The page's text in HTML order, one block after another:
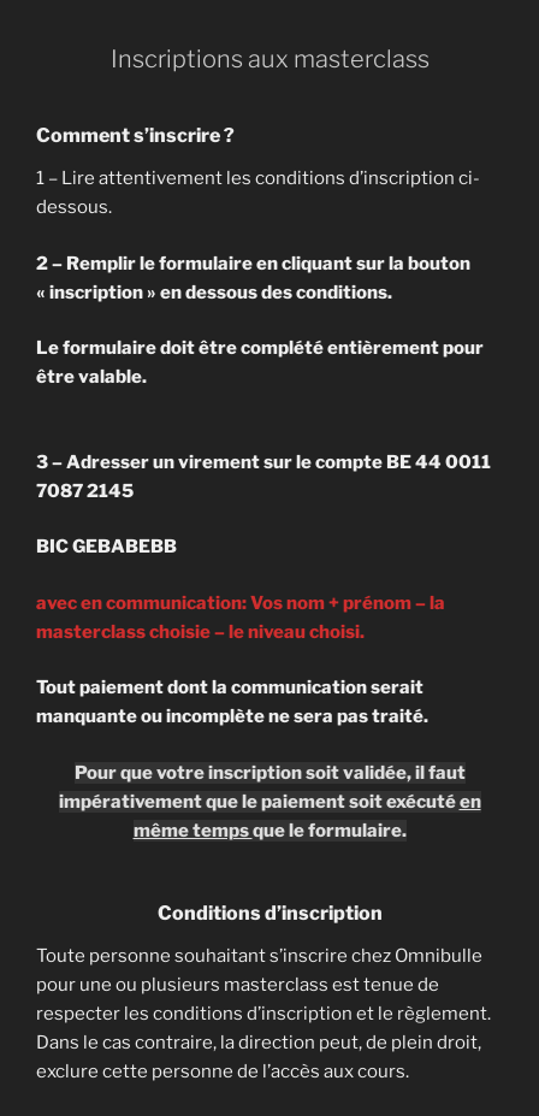
Inscriptions aux masterclass
Comment s’inscrire ?
1 – Lire attentivement les conditions d’inscription ci-
dessous.
2 – Remplir le formulaire en cliquant sur la bouton
« inscription » en dessous des conditions.
Le formulaire doit être complété entièrement pour
être valable.
3 – Adresser un virement sur le compte BE 44 0011
7087 2145
BIC GEBABEBB
avec en communication: Vos nom + prénom – la
masterclass choisie – le niveau choisi.
Tout paiement dont la communication serait
manquante ou incomplète ne sera pas traité.
Pour que votre inscription soit validée, il faut
impérativement que le paiement soit exécutéen
même tempsque le formulaire.
Conditions d’inscription
Toute personne souhaitant s’inscrire chez Omnibulle
pour une ou plusieurs masterclass est tenue de
respecter les conditions d’inscription et le règlement.
Dans le cas contraire, la direction peut, de plein droit,
exclure cette personne de l’accès aux cours.